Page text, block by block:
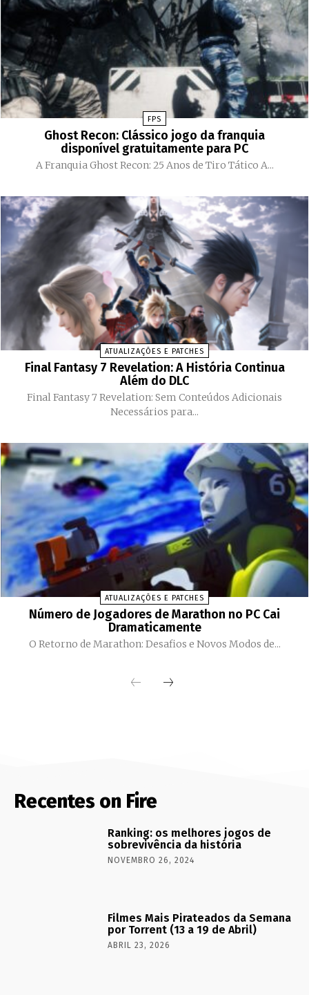
FPS
Ghost Recon: Clássico jogo da franquia
disponível gratuitamente para PC
A Franquia Ghost Recon: 25 Anos de Tiro Tático A...
ATUALIZAÇÕES E PATCHES
Final Fantasy 7 Revelation: A História Continua
Além do DLC
Final Fantasy 7 Revelation: Sem Conteúdos Adicionais
Necessários para...
ATUALIZAÇÕES E PATCHES
Número de Jogadores de Marathon no PC Cai
Dramaticamente
O Retorno de Marathon: Desafios e Novos Modos de...
Recentes on Fire
Ranking: os melhores jogos de
sobrevivência da história
NOVEMBRO 26, 2024
Filmes Mais Pirateados da Semana
por Torrent (13 a 19 de Abril)
ABRIL 23, 2026